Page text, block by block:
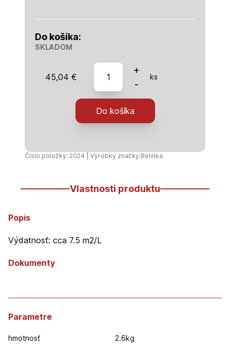
Do košíka:
SKLADOM
45,04 €
množstvo
Belinka
Base
impregnačný
náter
+
-
ks
Do košíka
Číslo položky: 2024 | Výrobky značky:Belinka
Vlastnosti produktu
Popis
Výdatnosť: cca 7.5 m2/L
Dokumenty
Parametre
hmotnosť 2.6kg